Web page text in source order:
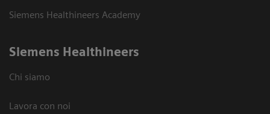
Siemens Healthineers Academy
Siemens Healthineers
Chi siamo
Lavora con noi